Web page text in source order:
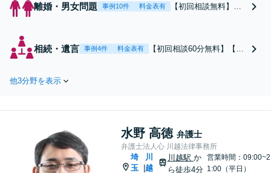
離婚・男女問題 事例10件 料金表有
【初回相談無料】あ
況を丁寧にお聞きし
さい。【リーズナブ
ルな料金設定】
相続・遺言 事例4件 料金表有
【初回相談60分無料】【全
続税対策等お任せくださ
【解決実績豊富】【電話相
談可】
他3分野を表示
水野 高徳 弁護士
弁護士法人心 川越法律事務所
埼
玉
川
越
川越駅 か
ら徒歩4分
営業時間：09:00~2
1:00（平日）